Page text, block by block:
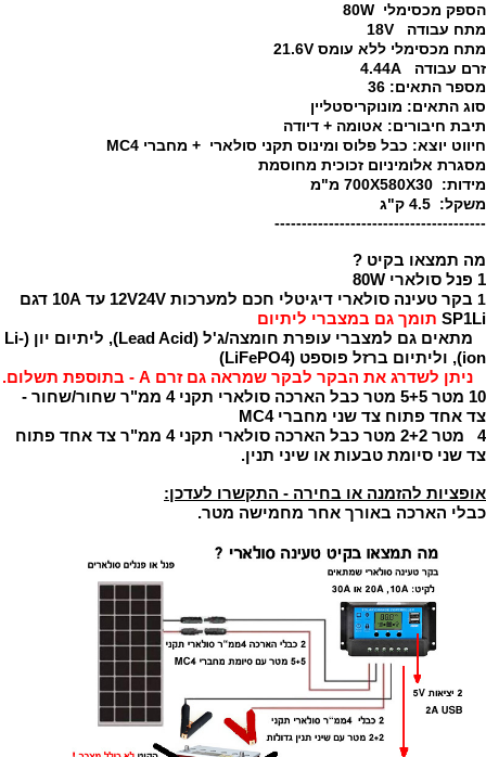
הספק מכסימלי 80W
מתח עבודה 18V
מתח מכסימלי ללא עומס 21.6V
זרם עבודה 4.44A
מספר התאים: 36
סוג התאים: מונוקריסטליין
תיבת חיבורים: אטומה + דיודה
חיווט יוצא: כבל פלוס ומינוס תקני סולארי + מחברי MC4
מסגרת אלומיניום זכוכית מחוסמת
מידות: 700X580X30 מ"מ
משקל: 4.5 ק"ג
---------------------------------------
מה תמצאו בקיט ?
1 פנל סולארי 80W
1
בקר טעינה סולארי דיגיטלי חכם למערכות 12V24V עד 10A דגם
SP1Li תומך גם במצברי ליתיום
מתאים גם למצברי עופרת חומצה/ג'ל (Lead Acid), ליתיום יון (Li-
ion), וליתיום ברזל פוספט (LiFePO4)
ניתן לשדרג את הבקר לבקר שמראה גם זרם A - בתוספת תשלום.
10 מטר
כבל הארכה סולארי תקני 4 ממ"ר שחור/שחור -
צד אחד פתוח צד שני מחברי MC4
4 מטר
2+2 מטר
כבל הארכה סולארי תקני 4 ממ"ר צד אחד פתוח
צד שני סיומת טבעות או שיני תנין.
אופציות להזמנה או בחירה - התקשרו לעדכן:
כבלי הארכה באורך אחר מחמישה מטר.